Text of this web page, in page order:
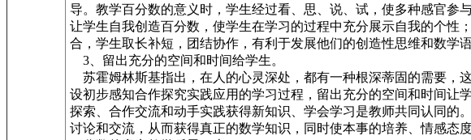
导。教学百分数的意义时，学生经过看、思、说、试，使多种感官参
让学生自我创造百分数，使学生在学习的过程中充分展示自我的个
合，学生取长补短，团结协作，有利于发展他们的创造性思维和数学
3、留出充分的空间和时间给学生。
苏霍姆林斯基指出，在人的心灵深处，都有一种根深蒂固的需要，
设初步感知合作探究实践应用的学习过程，留出充分的空间和时间
探索、合作交流和动手实践获得新知识、学会学习是教师共同认同的
讨论和交流，从而获得真正的数学知识，同时使本事的培养、情感态